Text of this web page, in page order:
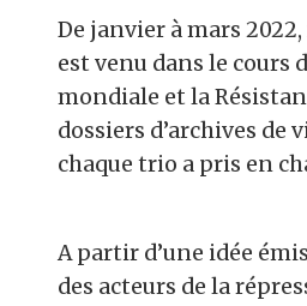
De janvier à mars
est venu dans le cours
mondiale et la
dossiers d’archives de
chaque trio a pris en
A partir d’une idée
des acteurs de la